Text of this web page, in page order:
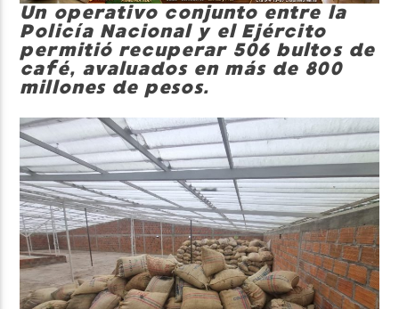
Un operativo conjunto entre la
Policía Nacional y el Ejército
permitió recuperar 506 bultos de
café, avaluados en más de 800
millones de pesos.